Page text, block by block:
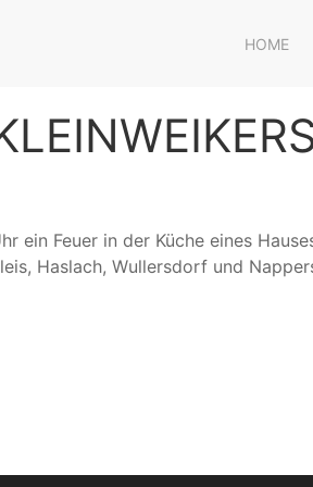
HOME
ein Feuer in der Küche eines
Haslach, Wullersdorf und